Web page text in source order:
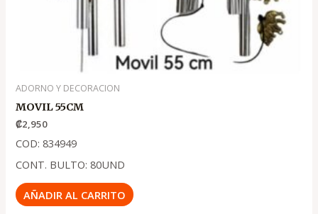
ADORNO Y DECORACION
MOVIL 55CM
₡2,950
COD: 834949
CONT. BULTO: 80UND
AÑADIR AL CARRITO